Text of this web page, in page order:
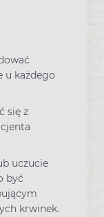
u każdego
się z
uczucie
być
krwinek.